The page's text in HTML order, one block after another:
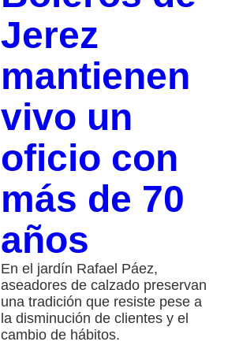
Jerez
mantienen
vivo un
oficio con
más de 70
años
En el jardín Rafael Páez,
aseadores de calzado preservan
una tradición que resiste pese a
la disminución de clientes y el
cambio de hábitos.